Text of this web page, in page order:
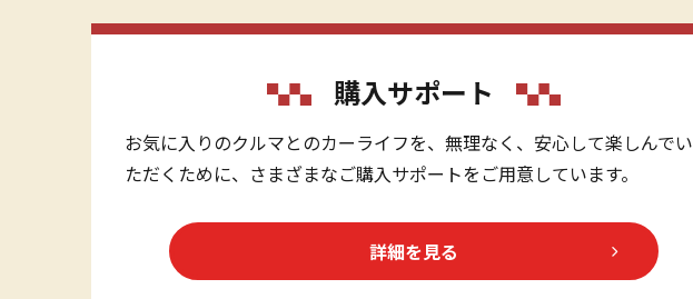
購入サポート
お気に入りのクルマとのカーライフを、無理なく、安心して楽しんでい
ただくために、さまざまなご購入サポートをご用意しています。
詳細を見る